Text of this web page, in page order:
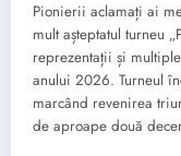
Pionierii aclamați ai
mult așteptatul turneu
reprezentații și
anului 2026. Turneul
marcând revenirea
de aproape două